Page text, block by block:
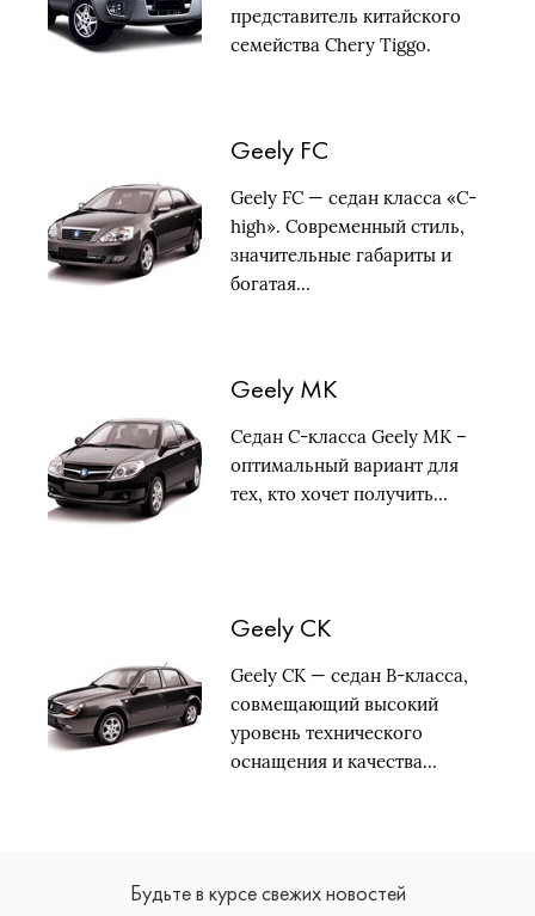
представитель китайского
семейства Chery Tiggo.
Geely FC
Geely FC — седан класса «С-
high». Современный стиль,
значительные габариты и
богатая…
Geely MK
Седан С-класса Geely MK –
оптимальный вариант для
тех, кто хочет получить…
Geely CK
Geely CK — седан В-класса,
совмещающий высокий
уровень технического
оснащения и качества…
Будьте в курсе свежих новостей